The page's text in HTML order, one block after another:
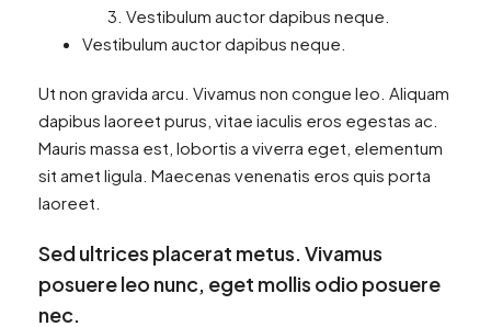
Vestibulum auctor dapibus neque.
Vestibulum auctor dapibus neque.
Ut non gravida arcu. Vivamus non congue leo. Aliquam
dapibus laoreet purus, vitae iaculis eros egestas ac.
Mauris massa est, lobortis a viverra eget, elementum
sit amet ligula. Maecenas venenatis eros quis porta
laoreet.
Sed ultrices placerat metus. Vivamus
posuere leo nunc, eget mollis odio posuere
nec.